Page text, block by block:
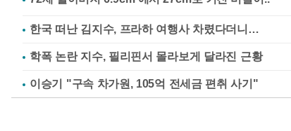
한국 떠난 김지수, 프라하 여행사 차렸다더니…
학폭 논란 지수, 필리핀서 몰라보게 달라진 근황
이승기 "구속 차가원, 105억 전세금 편취 사기"